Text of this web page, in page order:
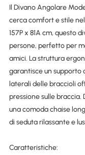
Il Divano Angolare
cerca comfort e stile
157P x 81A cm, questo
persone, perfetto per
amici. La struttura
garantisce un supporto
laterali delle braccioli
pressione sulle
una comoda chaise
di seduta rilassante e
Caratteristiche: